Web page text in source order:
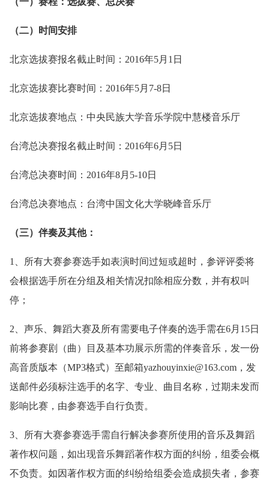
（二）时间安排
北京选拔赛报名截止时间：2016年5月1日
北京选拔赛比赛时间：2016年5月7-8日
北京选拔赛地点：中央民族大学音乐学院中慧楼音乐厅
台湾总决赛报名截止时间：2016年6月5日
台湾总决赛时间：2016年8月5-10日
台湾总决赛地点：台湾中国文化大学晓峰音乐厅
（三）伴奏及其他：
1、所有大赛参赛选手如表演时间过短或超时，参评评委将
会根据选手所在分组及相关情况扣除相应分数，并有权叫
停；
2、声乐、舞蹈大赛及所有需要电子伴奏的选手需在6月15日
前将参赛剧（曲）目及基本功展示所需的伴奏音乐，发一份
高音质版本（MP3格式）至邮箱yazhouyinxie@163.com，发
送邮件必须标注选手的名字、专业、曲目名称，过期未发而
影响比赛，由参赛选手自行负责。
3、所有大赛参赛选手需自行解决参赛所使用的音乐及舞蹈
著作权问题，如出现音乐舞蹈著作权方面的纠纷，组委会概
不负责。如因著作权方面的纠纷给组委会造成损失者，参赛